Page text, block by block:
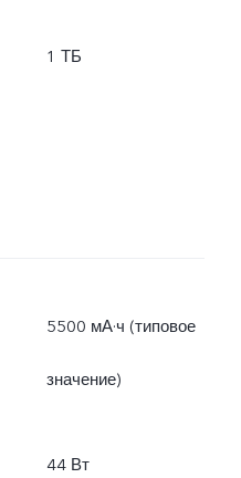
1 ТБ
5500 мА·ч (типовое
значение)
44 Вт